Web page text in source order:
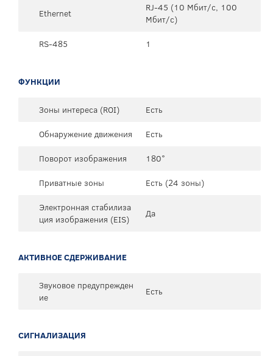
Ethernet
RJ-45 (10 Мбит/с, 100
Мбит/с)
RS-485
1
ФУНКЦИИ
Зоны интереса (ROI)
Есть
Обнаружение движения
Есть
Поворот изображения
180°
Приватные зоны
Есть (24 зоны)
Электронная стабилиза
ция изображения (EIS)
Да
АКТИВНОЕ СДЕРЖИВАНИЕ
Звуковое предупрежден
ие
Есть
СИГНАЛИЗАЦИЯ